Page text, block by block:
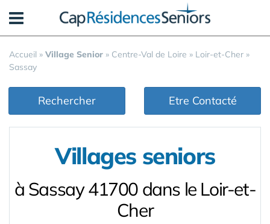
Accueil » Village Senior » Centre-Val de Loire » Loir-et-Cher »
Sassay
Rechercher Etre Contacté
Villages seniors
à Sassay 41700 dans le Loir-et-
Cher